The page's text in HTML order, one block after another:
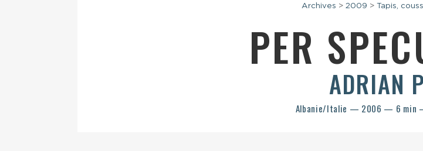
Archives > 2009 > Tapis,
PER
ADRIAN
Albanie/Italie — 2006 — 6 min